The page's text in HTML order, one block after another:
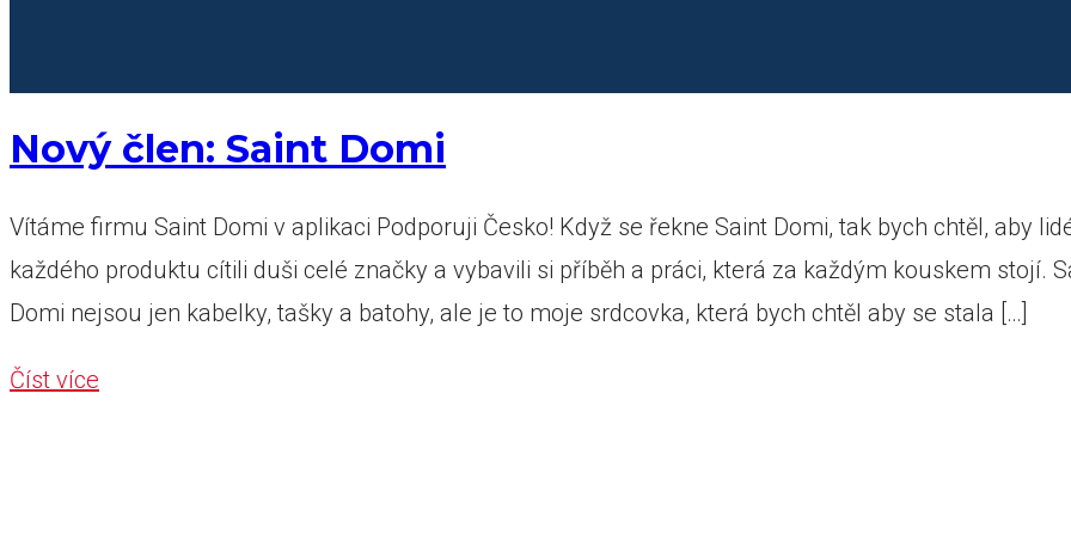
Nový člen: Saint Domi
Vítáme firmu Saint Domi v aplikaci Podporuji Česko! Když se řekne Saint Domi, tak bych chtěl, aby
každého produktu cítili duši celé značky a vybavili si příběh a práci, která za každým kouskem stojí.
Domi nejsou jen kabelky, tašky a batohy, ale je to moje srdcovka, která bych chtěl aby se stala […]
Číst více